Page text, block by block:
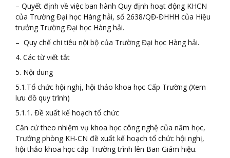
– Quyết định về việc ban hành Quy định hoạt động KHCN
của Trường Đại học Hàng hải, số 2638/QĐ-ĐHHH của Hiệu
trưởng Trường Đại học Hàng hải.
– Quy chế chi tiêu nội bộ của Trường Đại học Hàng hải.
4. Các từ viết tắt
5. Nội dung
5.1.Tổ chức hội nghị, hội thảo khoa học Cấp Trường (Xem
lưu đồ quy trình)
5.1.1. Đề xuất kế hoạch tổ chức
Căn cứ theo nhiệm vụ khoa học công nghệ của năm học,
Trưởng phòng KH-CN đề xuất kế hoạch tổ chức hội nghị,
hội thảo khoa học cấp Trường trình lên Ban Giám hiệu.